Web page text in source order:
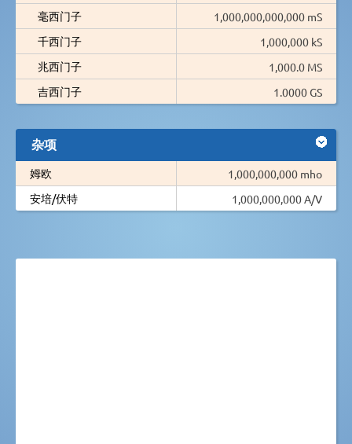
毫西门子
1,000,000,000,000 mS
千西门子
1,000,000 kS
兆西门子
1,000.0 MS
吉西门子
1.0000 GS
杂项
姆欧
1,000,000,000 mho
安培/伏特
1,000,000,000 A/V